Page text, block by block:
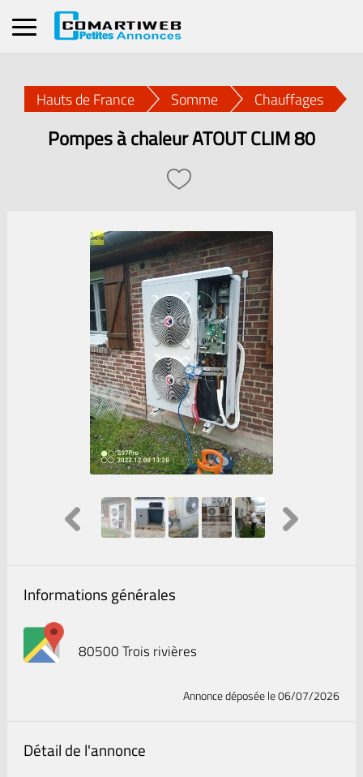
Hauts de France Somme Chauffages
Pompes à chaleur ATOUT CLIM 80
Informations générales
80500 Trois rivières
Annonce déposéele 06/07/2026
Détail de l'annonce